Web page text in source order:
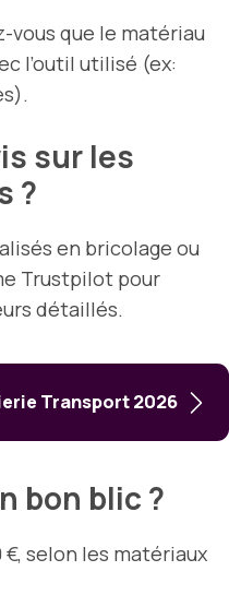
vous que le matériau
l’outil utilisé (ex:
sur les
?
en bricolage ou
Trustpilot pour
détaillés.
Transport 2026
bon blic ?
selon les matériaux